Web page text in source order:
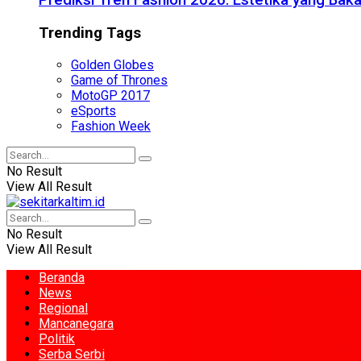
Trending Tags
Golden Globes
Game of Thrones
MotoGP 2017
eSports
Fashion Week
No Result
View All Result
No Result
View All Result
Beranda
News
Regional
Mancanegara
Politik
Serba Serbi